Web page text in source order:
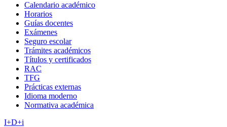
Calendario académico
Horarios
Guías docentes
Exámenes
Seguro escolar
Trámites académicos
Títulos y certificados
RAC
TFG
Prácticas externas
Idioma moderno
Normativa académica
I+D+i